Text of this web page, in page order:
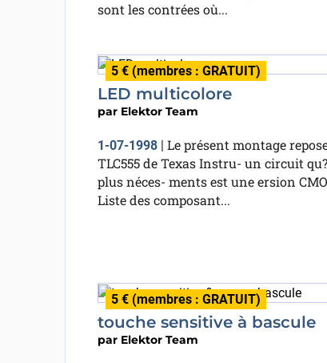
sont les contrées où...
5 € (membres : GRATUIT)
LED multicolore
par Elektor Team
1-07-1998| Le présent montage
TLC555 de Texas Instru- un circuit
plus néces- ments est une ersion
Liste des composant...
5 € (membres : GRATUIT)
touche sensitive à bascule
par Elektor Team